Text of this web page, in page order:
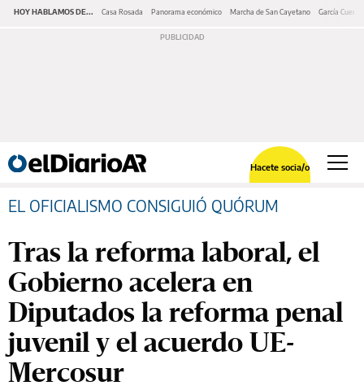
HOY HABLAMOS DE... Casa Rosada Panorama económico Marcha de San Cayetano García Cuerva
Hacete socia/o
EL OFICIALISMO CONSIGUIÓ QUÓRUM
Tras la reforma laboral, el
Gobierno acelera en
Diputados la reforma penal
juvenil y el acuerdo UE-
Mercosur